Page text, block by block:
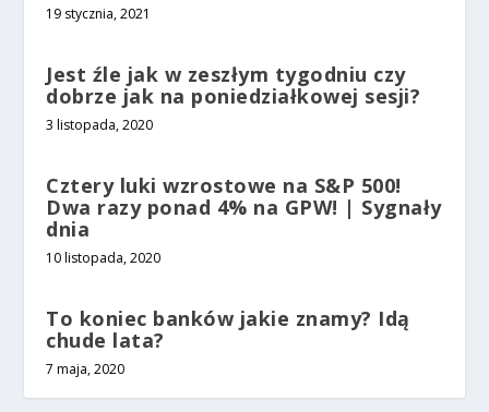
19 stycznia, 2021
Jest źle jak w zeszłym tygodniu czy
dobrze jak na poniedziałkowej sesji?
3 listopada, 2020
Cztery luki wzrostowe na S&P 500!
Dwa razy ponad 4% na GPW! | Sygnały
dnia
10 listopada, 2020
To koniec banków jakie znamy? Idą
chude lata?
7 maja, 2020